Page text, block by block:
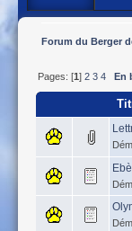
Forum du Berger
Pages: [1]2 3 4 En